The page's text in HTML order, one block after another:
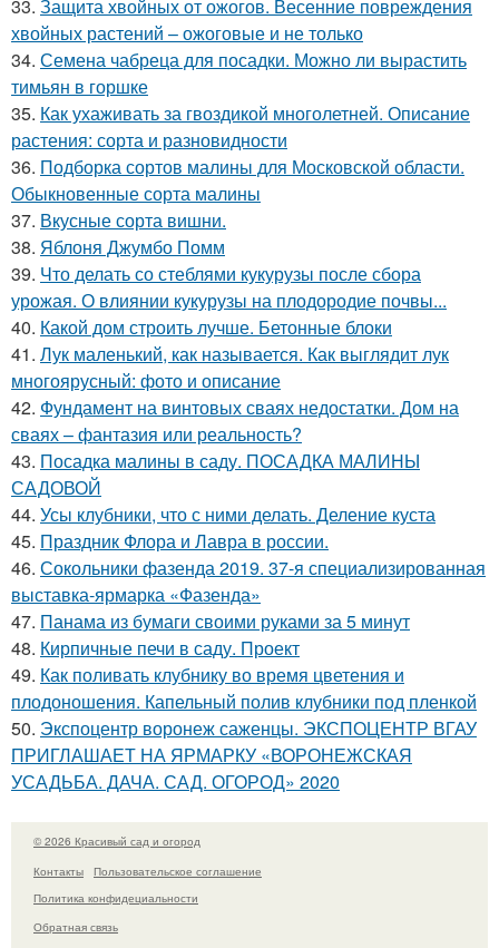
33. Защита хвойных от ожогов. Весенние повреждения
хвойных растений – ожоговые и не только
34. Семена чабреца для посадки. Можно ли вырастить
тимьян в горшке
35. Как ухаживать за гвоздикой многолетней. Описание
растения: сорта и разновидности
36. Подборка сортов малины для Московской области.
Обыкновенные сорта малины
37. Вкусные сорта вишни.
38. Яблоня Джумбо Помм
39. Что делать со стеблями кукурузы после сбора
урожая. О влиянии кукурузы на плодородие почвы...
40. Какой дом строить лучше. Бетонные блоки
41. Лук маленький, как называется. Как выглядит лук
многоярусный: фото и описание
42. Фундамент на винтовых сваях недостатки. Дом на
сваях – фантазия или реальность?
43. Посадка малины в саду. ПОСАДКА МАЛИНЫ
САДОВОЙ
44. Усы клубники, что с ними делать. Деление куста
45. Праздник Флора и Лавра в россии.
46. Сокольники фазенда 2019. 37-я специализированная
выставка-ярмарка «Фазенда»
47. Панама из бумаги своими руками за 5 минут
48. Кирпичные печи в саду. Проект
49. Как поливать клубнику во время цветения и
плодоношения. Капельный полив клубники под пленкой
50. Экспоцентр воронеж саженцы. ЭКСПОЦЕНТР ВГАУ
ПРИГЛАШАЕТ НА ЯРМАРКУ «ВОРОНЕЖСКАЯ
УСАДЬБА. ДАЧА. САД. ОГОРОД» 2020
© 2026 Красивый сад и огород
Контакты
Пользовательское соглашение
Политика конфидециальности
Обратная связь